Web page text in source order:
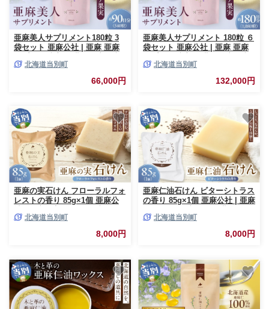
亜麻美人サプリメント180粒 3
袋セット 亜麻公社 | 亜麻 亜麻
北海道当別町
66,000円
亜麻美人サプリメント 180粒 ６
袋セット 亜麻公社 | 亜麻 亜麻
北海道当別町
132,000円
亜麻の実石けん フローラルフォ
レストの香り 85g×1個 亜麻公
ん 北海道亜麻
北海道当別町
8,000円
亜麻仁油石けん ビターシトラス
の香り 85g×1個 亜麻公社 | 亜麻
麻 北海道当別町
8,000円